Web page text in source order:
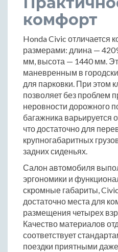
комфорт
Honda Civic отличается
размерами: длина —
мм, высота — 1440 мм.
маневренным в
для парковки. При этом
позволяет без проблем
неровности дорожного
багажника варьируется
что достаточно для
крупногабаритных
задних сиденьях.
Салон автомобиля
эргономики и
скромные габариты,
достаточно места для
размещения четырех
Качество материалов
соответствует
поездки приятными